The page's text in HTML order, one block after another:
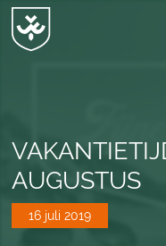
AUGUSTUS
16 juli 2019